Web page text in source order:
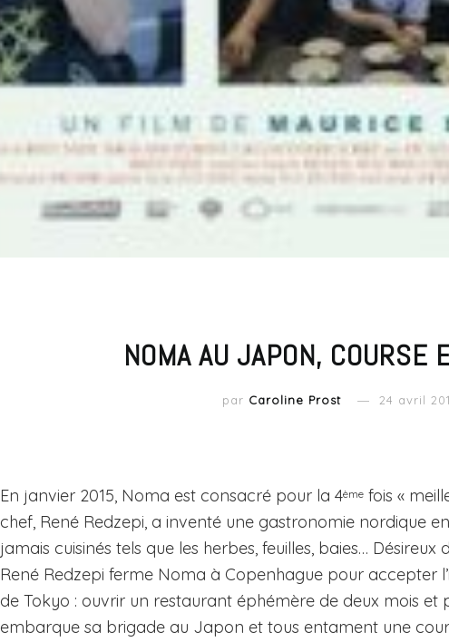
NOMA AU JAPON, COURSE
par Caroline Prost 24 avril
En janvier 2015, Noma est consacré pour la 4ème fois «
chef, René Redzepi, a inventé une gastronomie nordique
jamais cuisinés tels que les herbes, feuilles, baies…
René Redzepi ferme Noma à Copenhague pour accepter
de Tokyo : ouvrir un restaurant éphémère de deux mois et
embarque sa brigade au Japon et tous entament une